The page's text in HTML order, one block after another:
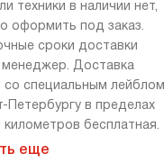
техники в наличии нет,
оформить под заказ.
сроки доставки
менеджер. Доставка
со специальным лейблом
Петербургу в пределах
бесплатная.
привозим технику
еще